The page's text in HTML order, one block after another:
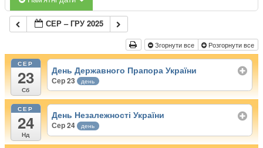
СЕР – ГРУ 2025
Згорнути все Розгорнути все
СЕР
23
Сб
День Державного Прапора України
Сер 23 день
СЕР
24
Нд
День Незалежності України
Сер 24 день